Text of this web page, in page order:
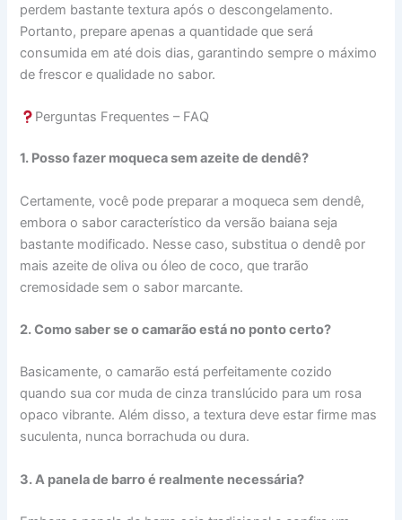
perdem bastante textura após o descongelamento.
Portanto, prepare apenas a quantidade que será
consumida em até dois dias, garantindo sempre o máximo
de frescor e qualidade no sabor.
Perguntas Frequentes – FAQ
1. Posso fazer moqueca sem azeite de dendê?
Certamente, você pode preparar a moqueca sem dendê,
embora o sabor característico da versão baiana seja
bastante modificado. Nesse caso, substitua o dendê por
mais azeite de oliva ou óleo de coco, que trarão
cremosidade sem o sabor marcante.
2. Como saber se o camarão está no ponto certo?
Basicamente, o camarão está perfeitamente cozido
quando sua cor muda de cinza translúcido para um rosa
opaco vibrante. Além disso, a textura deve estar firme mas
suculenta, nunca borrachuda ou dura.
3. A panela de barro é realmente necessária?